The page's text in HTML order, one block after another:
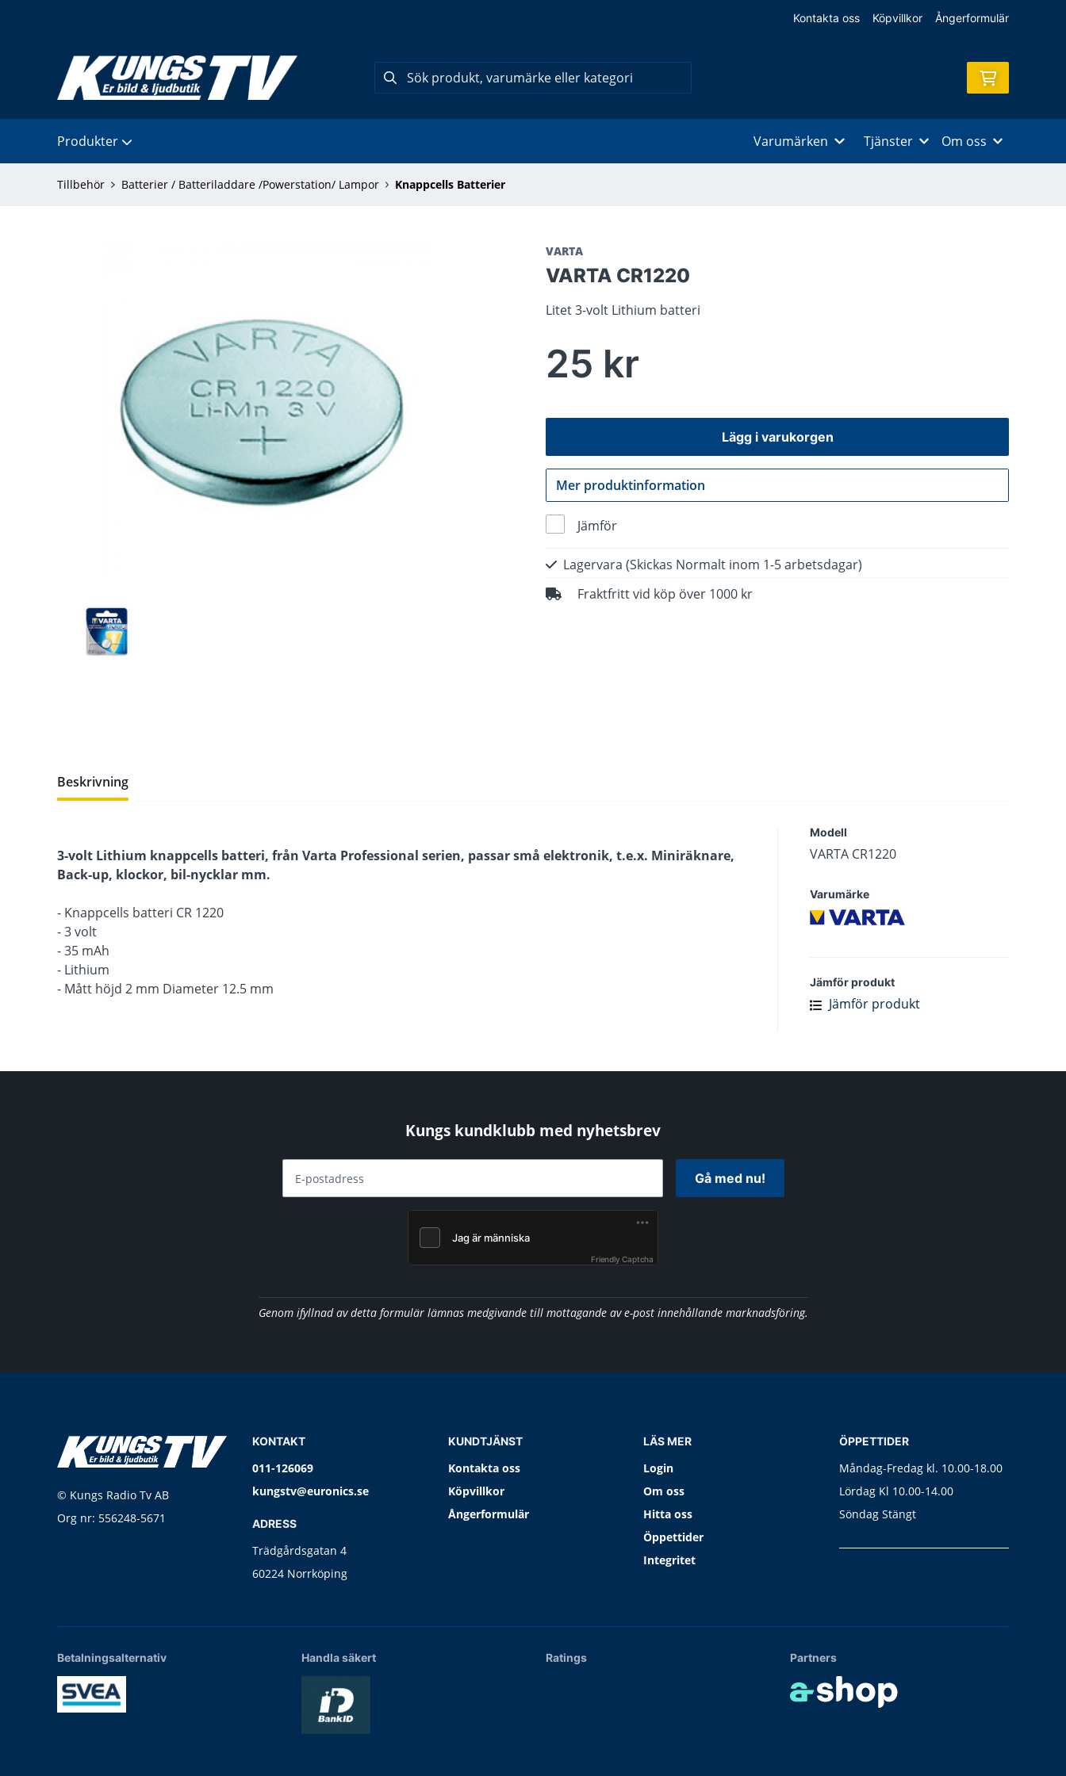
Kontakta oss Köpvillkor Ångerformulär
Produkter Varumärken Tjänster Om oss
Tillbehör Batterier / Batteriladdare /Powerstation/ Lampor Knappcells Batterier
VARTA
VARTA CR1220
Litet 3-volt Lithium batteri
25 kr
Lägg i varukorgen
Mer produktinformation
Jämför
Lagervara (Skickas Normalt inom 1-5 arbetsdagar)
Fraktfritt vid köp över 1000 kr
Beskrivning
3-volt Lithium knappcells batteri, från Varta Professional serien, passar små elektronik, t.e.x. Miniräknare,
Back-up, klockor, bil-nycklar mm.
- Knappcells batteri CR 1220
- 3 volt
- 35 mAh
- Lithium
- Mått höjd 2 mm Diameter 12.5 mm
Modell
VARTA CR1220
Varumärke
Jämför produkt
Jämför produkt
Kungs kundklubb med nyhetsbrev
E-postadress Gå med nu!
Friendly Captcha
Genom ifyllnad av detta formulär lämnas medgivande till mottagande av e-post innehållande marknadsföring.
© Kungs Radio Tv AB
Org nr: 556248-5671
KONTAKT
011-126069
kungstv@euronics.se
ADRESS
Trädgårdsgatan 4
60224 Norrköping
KUNDTJÄNST
Kontakta oss
Köpvillkor
Ångerformulär
LÄS MER
Login
Om oss
Hitta oss
Öppettider
Integritet
ÖPPETTIDER
Måndag-Fredag kl. 10.00-18.00
Lördag Kl 10.00-14.00
Söndag Stängt
Betalningsalternativ Handla säkert Ratings Partners